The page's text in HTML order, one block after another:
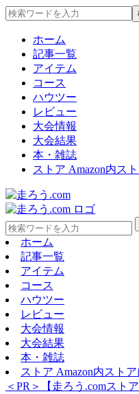
ホーム
記事一覧
アイテム
コース
ハウツー
レビュー
大会情報
大会結果
本・雑誌
ストア Amazon内ス
ホーム
記事一覧
アイテム
コース
ハウツー
レビュー
大会情報
大会結果
本・雑誌
ストア Amazon内スト
＜PR＞【走ろう.comスト